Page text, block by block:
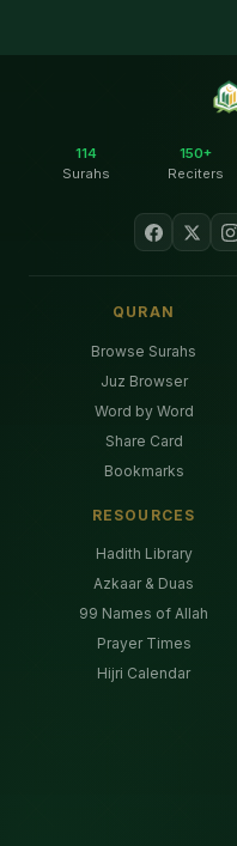
114
Surahs
150+
Reciters
QURAN
Browse Surahs
Juz Browser
Word by Word
Share Card
Bookmarks
RESOURCES
Hadith Library
Azkaar & Duas
99 Names of Allah
Prayer Times
Hijri Calendar